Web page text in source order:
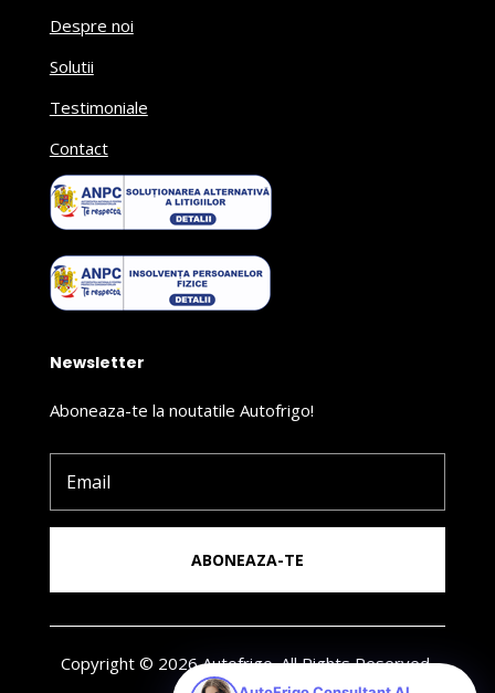
Despre noi
Solutii
Testimoniale
Contact
Newsletter
Aboneaza-te la noutatile Autofrigo!
ABONEAZA-TE
Copyright © 2026 Autofrigo. All Rights Reserved.